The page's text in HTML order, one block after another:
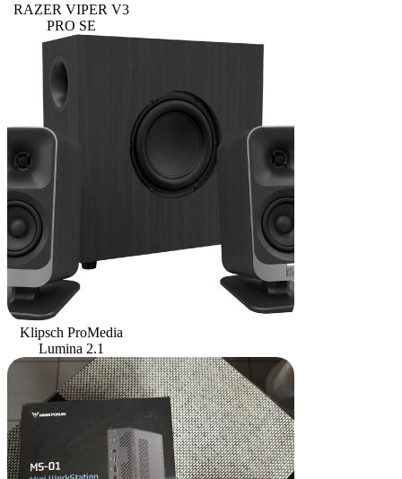
RAZER VIPER V3
PRO SE
Klipsch ProMedia
Lumina 2.1